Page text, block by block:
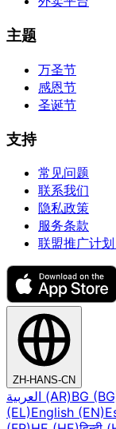
主题
万圣节
感恩节
圣诞节
支持
常见问题
联系我们
隐私政策
服务条款
联盟推广计
ZH-HANS-CN
العربية (AR)BG
(EL)English (EN)